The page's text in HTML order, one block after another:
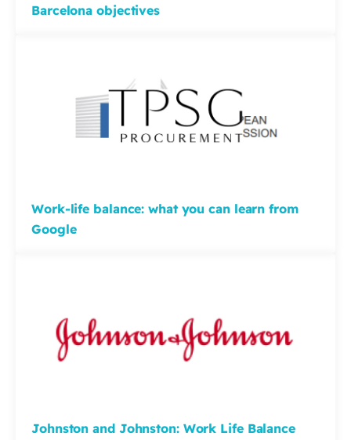
Barcelona objectives
Work-life balance: what you can learn from
Google
Johnston and Johnston: Work Life Balance